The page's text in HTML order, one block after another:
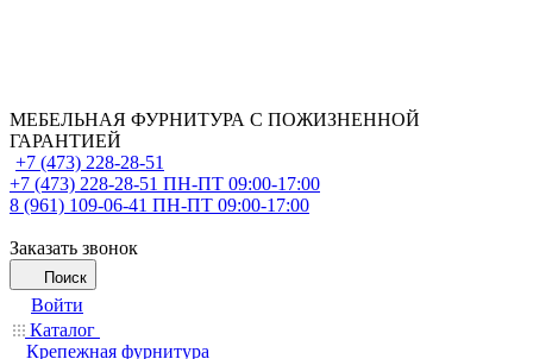
МЕБЕЛЬНАЯ ФУРНИТУРА С ПОЖИЗНЕННОЙ
ГАРАНТИЕЙ
+7 (473) 228-28-51
+7 (473) 228-28-51 ПН-ПТ 09:00-17:00
8 (961) 109-06-41 ПН-ПТ 09:00-17:00
Заказать звонок
Поиск
Войти
Каталог
Крепежная фурнитура